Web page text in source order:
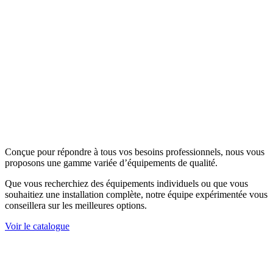
Conçue pour répondre à tous vos besoins professionnels, nous vous
proposons une gamme variée d’équipements de qualité.
Que vous recherchiez des équipements individuels ou que vous
souhaitiez une installation complète, notre équipe expérimentée vous
conseillera surles meilleures options.
Voir le catalogue